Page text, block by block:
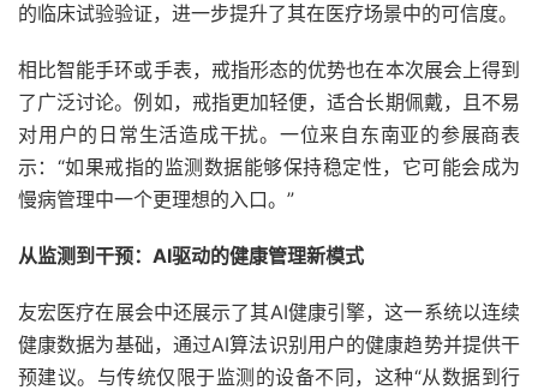
的临床试验验证，进一步提升了其在医疗场景中的可信度。
相比智能手环或手表，戒指形态的优势也在本次展会上得到
了广泛讨论。例如，戒指更加轻便，适合长期佩戴，且不易
对用户的日常生活造成干扰。一位来自东南亚的参展商表
示：“如果戒指的监测数据能够保持稳定性，它可能会成为
慢病管理中一个更理想的入口。”
从监测到干预：AI驱动的健康管理新模式
友宏医疗在展会中还展示了其AI健康引擎，这一系统以连续
健康数据为基础，通过AI算法识别用户的健康趋势并提供干
预建议。与传统仅限于监测的设备不同，这种“从数据到行